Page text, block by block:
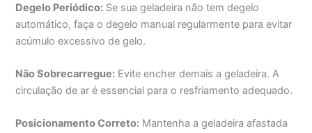
Degelo Periódico: Se sua geladeira não tem degelo
automático, faça o degelo manual regularmente para evitar
acúmulo excessivo de gelo.
Não Sobrecarregue: Evite encher demais a geladeira. A
circulação de ar é essencial para o resfriamento adequado.
Posicionamento Correto: Mantenha a geladeira afastada